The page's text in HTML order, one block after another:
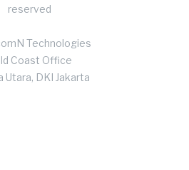
reserved
Technologies
Coast Office
Utara, DKI Jakarta